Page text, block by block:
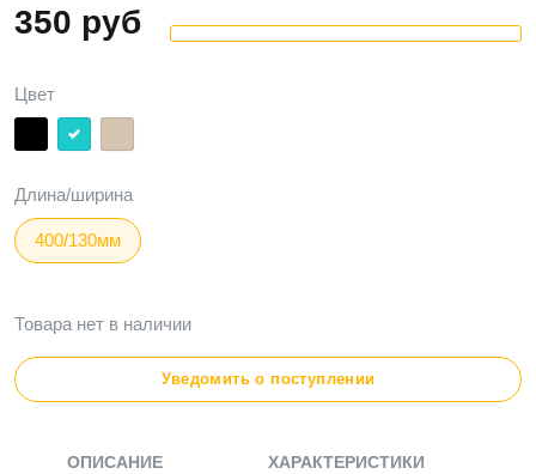
350 руб
Цвет
Длина/ширина
400/130мм
Товара нет в наличии
Уведомить о поступлении
ОПИСАНИЕ ХАРАКТЕРИСТИКИ